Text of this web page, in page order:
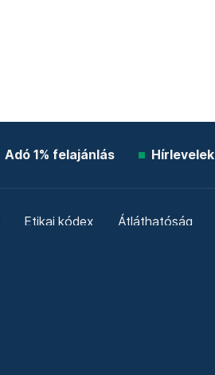
Adó 1% felajánlás Hírlevelek
Etikai kódex Átláthatóság